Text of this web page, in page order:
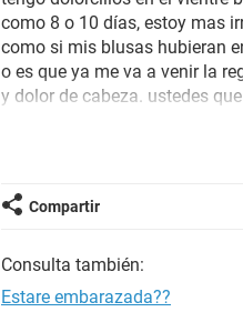
como 8 o 10 días, estoy mas
como si mis blusas hubieran
o es que ya me va a venir la
y dolor de cabeza. ustedes
llevar una desilucion mayor.
besos!
Compartir
Consulta también:
Estare embarazada??